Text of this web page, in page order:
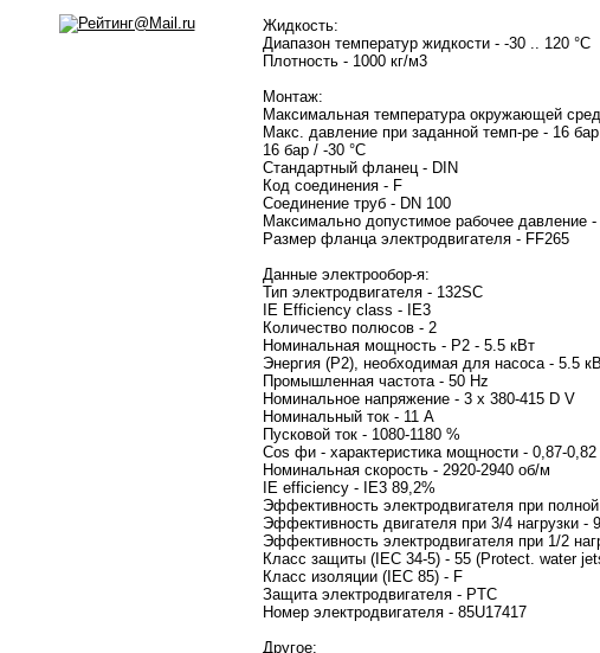
Жидкость:
Диапазон температур жидкости - -30 .. 120
Плотность - 1000 кг/м3
Монтаж:
Максимальная температура
Макс. давление при заданной темп-ре -
16 бар / -30 °C
Стандартный фланец - DIN
Код соединения - F
Соединение труб - DN 100
Максимально допустимое рабочее давление
Размер фланца
Данные электрообор-я:
Тип
IE Efficiency class - IE3
Количество полюсов - 2
Номинальная мощность - P2 - 5.5 кВт
Энергия (Р2), необходимая для насоса - 5.5
Промышленная частота - 50 Hz
Номинальное напряжение - 3 x
Пусковой ток -
Cos фи -
IE efficiency - IE3 89,2%
Эффективность электродвигателя при
Эффективность двигателя при 3/4 нагрузки -
Эффективность электродвигателя при 1/2
Класс защиты (IEC 34-5) - 55 (Protect. water
Класс изоляции (IEC 85) - F
Защита электродвигателя - PTC
Номер
Другое: